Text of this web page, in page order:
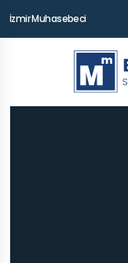
İzmir Muhasebeci